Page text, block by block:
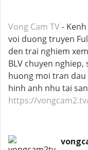
Vong Cam TV-
voi duong truyen
den trai nghiem
BLV chuyen
huong moi tran
hinh anh nhu tai
https://